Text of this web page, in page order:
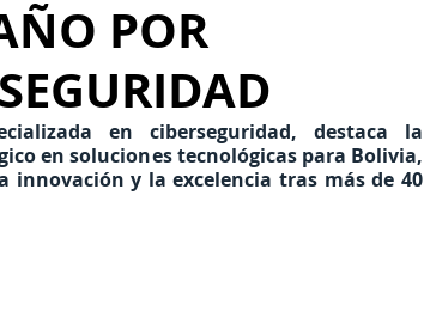
POR
en ciberseguridad, destaca la
en soluciones tecnológicas para Bolivia,
y la excelencia tras más de 40